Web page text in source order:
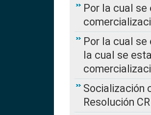
Por la cual
Por la cual se
la cual se
Socialización
Resolución